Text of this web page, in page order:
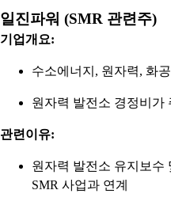
일진파워 (SMR 관련주)
기업개요:
수소에너지, 원자력, 화
원자력 발전소 경정비가
관련이유:
원자력 발전소 유지보수
SMR 사업과 연계